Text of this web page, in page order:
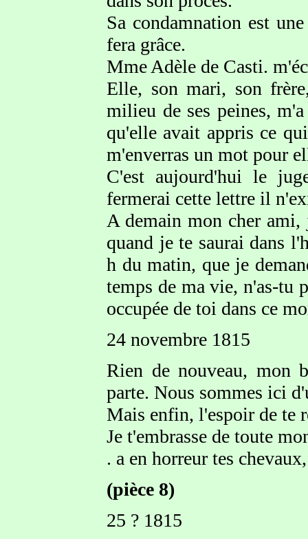
Sa condamnation est
fera grâce.
Mme Adèle de Casti.
Elle, son mari, son
milieu de ses peines,
qu'elle avait appris ce
m'enverras un mot pour
C'est aujourd'hui le
fermerai cette lettre il
A demain mon cher ami,
quand je te saurai dans
h du matin, que je
temps de ma vie, n'as-tu
occupée de toi dans ce
24 novembre 1815
Rien de nouveau, mon
parte. Nous sommes ici
Mais enfin, l'espoir de te
Je t'embrasse de toute
. a en horreur tes
(pièce 8)
25 ? 1815